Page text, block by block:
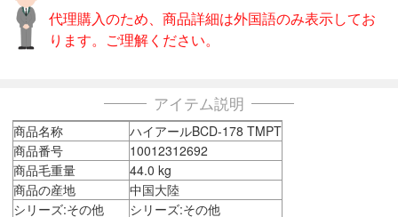
代理購入のため、商品詳細は外国語のみ表示してお
ります。ご理解ください。
アイテム説明
商品名称
ハイアールBCD-178 TMPT
商品番号
10012312692
商品毛重量
44.0 kg
商品の産地
中国大陸
シリーズ:その他
シリーズ:その他